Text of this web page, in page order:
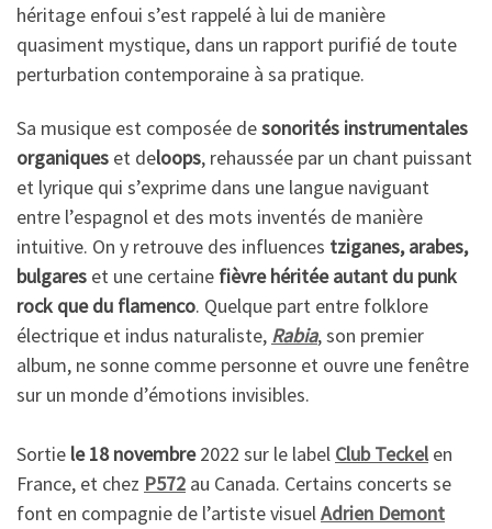
héritage enfoui s’est rappelé à lui de manière
quasiment mystique, dans un rapport purifié de toute
perturbation contemporaine à sa pratique.
Sa musique est composée desonorités instrumentales
organiques et deloops, rehaussée par un chant puissant
et lyrique qui s’exprime dans une langue naviguant
entre l’espagnol et des mots inventés de manière
intuitive. On y retrouve des influences tziganes, arabes,
bulgares et une certaine fièvre héritée autant du punk
rock que du flamenco. Quelque part entre folklore
électrique et indus naturaliste, Rabia, son premier
album, ne sonne comme personne et ouvre une fenêtre
sur un monde d’émotions invisibles.
Sortie le 18 novembre2022 sur le label Club Teckelen
France, et chez P572 au Canada. Certains concerts se
font en compagnie de l’artiste visuelAdrien Demont